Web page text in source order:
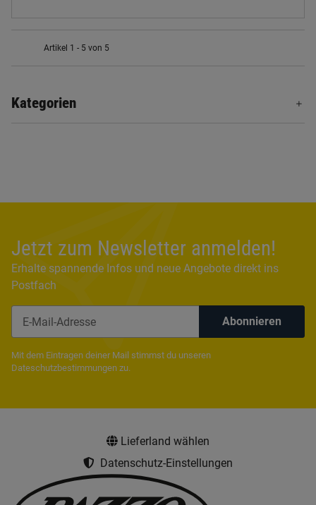
Artikel 1 - 5 von 5
Kategorien
Jetzt zum Newsletter anmelden!
Erhalte spannende Infos und neue Angebote direkt ins
Postfach
Abonnieren
Mit dem Eintragen deiner Mail stimmst du unseren
Dateschutzbestimmungen zu.
Lieferland wählen
Datenschutz-Einstellungen